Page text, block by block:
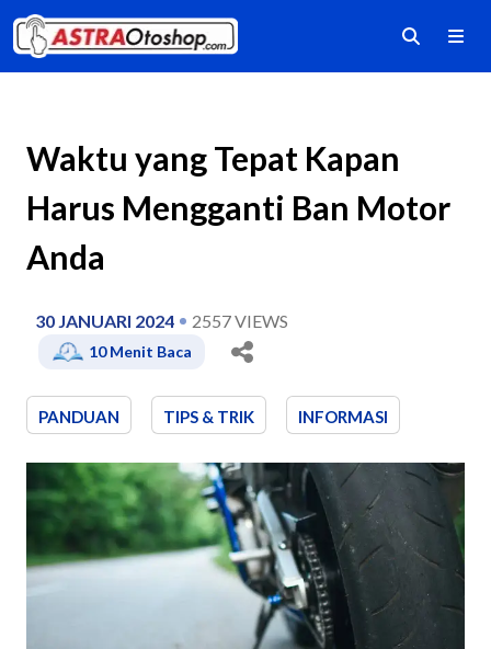
Waktu yang Tepat Kapan
Harus Mengganti Ban Motor
Anda
30 JANUARI 2024 2557VIEWS
10Menit Baca
PANDUAN TIPS & TRIK INFORMASI